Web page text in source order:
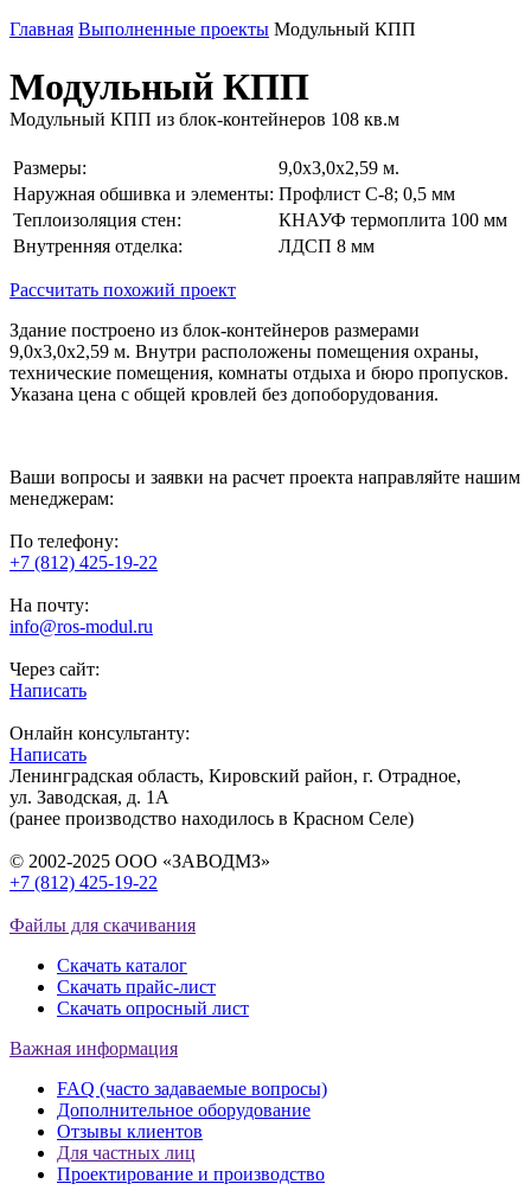
Главная Выполненные проекты Модульный КПП
Модульный КПП
Модульный КПП из блок-контейнеров 108 кв.м
Размеры:
9,0х3,0х2,59 м.
Наружная обшивка и элементы: Профлист С-8; 0,5 мм
Теплоизоляция стен:
КНАУФ термоплита 100 мм
Внутренняя отделка:
ЛДСП 8 мм
Рассчитать похожий проект
Здание построено из блок-контейнеров размерами
9,0х3,0х2,59 м. Внутри расположены помещения охраны,
технические помещения, комнаты отдыха и бюро пропусков.
Указана цена с общей кровлей без допоборудования.
Ваши вопросы и заявки на расчет проекта направляйте нашим
менеджерам:
По телефону:
+7 (812) 425-19-22
На почту:
info@ros-modul.ru
Через сайт:
Написать
Онлайн консультанту:
Написать
Ленинградская область, Кировский район, г. Отрадное,
ул. Заводская, д. 1А
(ранее производство находилось в Красном Селе)
© 2002-2025 ООО «ЗАВОДМЗ»
+7 (812) 425-19-22
Файлы для скачивания
Скачать каталог
Скачать прайс-лист
Скачать опросный лист
Важная информация
FAQ (часто задаваемые вопросы)
Дополнительное оборудование
Отзывы клиентов
Для частных лиц
Проектирование и производство